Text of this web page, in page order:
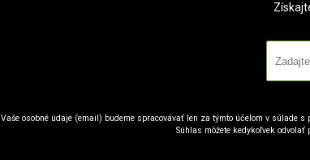
Vaše osobné údaje (email) budeme spracovávať len za týmto účelom v súlade
Súhlas môžete kedykoľvek